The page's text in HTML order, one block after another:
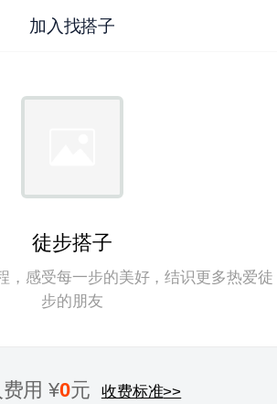
加入找搭子
徒步搭子
，感受每一步的美好，结识更多热爱徒
步的朋友
用 ¥0元 收费标准>>